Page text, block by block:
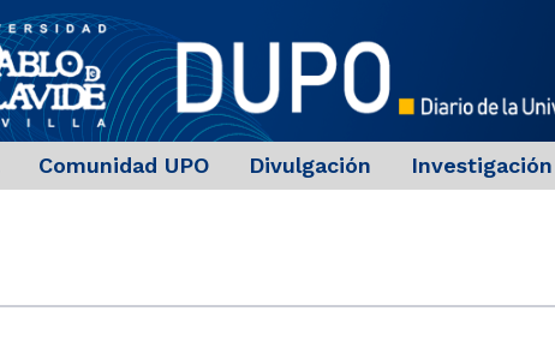
Comunidad UPO Divulgación Investigación